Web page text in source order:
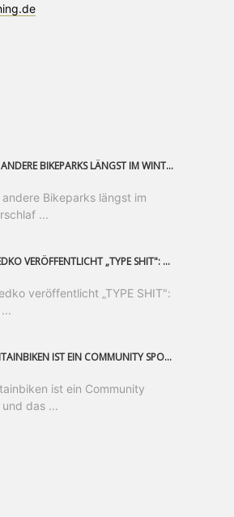
WENN ANDERE BIKEPARKS LÄNGST IM WINTERSCHLAF SIND, IST MAN IN SAALFELDEN LEOGANG IMMER NOCH AM MOUNTAINBIKEN. IST DER HERBST DIE SCHÖNSTE ZEIT DES JAHRES? AUF DEN TRAILS RUND UM SAALFELDEN LEOGANG UND IM EPIC BIKEPARK LEOGANG IST ER DAS AUF JEDEN FALL – UND DIE GEFÜHLT DIE LÄNGSTE NOCH DAZU. NOCH BIS MINDESTENS 8. NOVEMBER STEHT DAS PINZGAUER MOUNTAINBIKE-PARADIES ALLEN RIDERN OFFEN, DIE EINFACH NICHT GENUG KRIEGEN KÖNNEN. DABEI HÄLT DIE GOLDENE JAHRESZEIT IN SAALFELDEN LEOGANG WEIT MEHR ALS LINES, TRAILS UND HERBSTPANORAMEN BEREIT: MIT DEM BIKE FESTIVAL, VERSCHIEDENEN LADIES SHRED EVENTS UND EINEM DIE GESAMTE SAISON ANDAUERNDEN PHOTO CONTEST ZUM 25-JÄHRIGEN BIKEPARK-JUBILÄUM GIBT ES RUND UM ÖSTERREICHS ÄLTESTEN BIKEPARK EINIGES ZU ERLEBEN.
andere Bikeparks längst im
...
ERIK FEDKO VERÖFFENTLICHT „TYPE SHIT": EINEN 23-MINÜTIGEN MOUNTAINBIKE-FILM, ÜBER DREI JAHRE RUND UM DIE WELT GEDREHT. ZEITGLEICH LAUNCHT ER DIE GLEICHNAMIGE KOLLEKTION SEINER BRAND TYPE. EIN SEGMENT DES FILMS ERSCHEINT SEPARAT AUF RED BULL BIKE.
veröffentlicht „TYPE SHIT":
MOUNTAINBIKEN IST EIN COMMUNITY SPORT UND DAS BEWEIST SICH IN DER BIKE REPUBLIC SÖLDEN GERADE EINDRUCKSVOLL AUF ALLEN LEVELN. FREERIDE PROFI, SHAPERIN UND FRISCH GEWÄHLTE SWATCH NINES MVP VERO SANDLER IST BEGEISTERT VON DER VIELFALT DER BIKE DESTINATION, DER NEUEN JUMPLINE UND PLÄDIERT FÜR MUT BEI (FRAUEN) COMMUNITIES. VERO UND IHR VERLOBTER SAM HODGES VERBRINGEN MEHRERE MONATE IN DER BIKE REPUBLIC UND LASSEN UNS DARAN TEILHABEN. UM COMMUNITY GEHT ES AUCH BEI DER PARTNERSCHAFT ZWISCHEN SÖLDEN UND DEM NEUEN RIDERS PARK DONOVALY IN DER SLOWAKEI: DER DORTIGE TOURISMUSDIREKTOR JIRI PEC IST ÜBERZEUGT: VON MEHR BIKEPARKS PROFITIERT DIE GANZE MTB-SZENE – UND MIT DOMINIK LINSER, GESCHÄFTSFÜHRER DER BRS, HAT ER DAMIT DEN PERFEKTEN PARTNER GEFUNDEN.
ist ein Community
das ...